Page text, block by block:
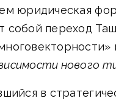
юридическая
собой переход
нового
в